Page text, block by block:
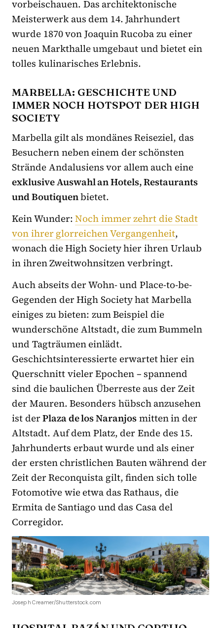
vorbeischauen. Das architektonische
Meisterwerk aus dem 14. Jahrhundert
wurde 1870 von Joaquin Rucoba zu einer
neuen Markthalle umgebaut und bietet ein
tolles kulinarisches Erlebnis.
MARBELLA: GESCHICHTE UND
IMMER NOCH HOTSPOT DER HIGH
SOCIETY
Marbella gilt als mondänes Reiseziel, das
Besuchern neben einem der schönsten
Strände Andalusiens vor allem auch eine
exklusive Auswahl an Hotels, Restaurants
und Boutiquenbietet.
Kein Wunder:Noch immer zehrt die Stadt
von ihrer glorreichen Vergangenheit,
wonach die High Society hier ihren Urlaub
in ihren Zweitwohnsitzen verbringt.
Auch abseits der Wohn- und Place-to-be-
Gegenden der High Society hat Marbella
einiges zu bieten: zum Beispiel die
wunderschöne Altstadt, die zum Bummeln
und Tagträumen einlädt.
Geschichtsinteressierte erwartet hier ein
Querschnitt vieler Epochen – spannend
sind die baulichen Überreste aus der Zeit
der Mauren. Besonders hübsch anzusehen
ist derPlaza de los Naranjosmitten in der
Altstadt. Auf dem Platz, der Ende des 15.
Jahrhunderts erbaut wurde und als einer
der ersten christlichen Bauten während der
Zeit der Reconquista gilt, finden sich tolle
Fotomotive wie etwa das Rathaus, die
Ermita de Santiago und das Casa del
Corregidor.
Joseph Creamer/Shutterstock.com